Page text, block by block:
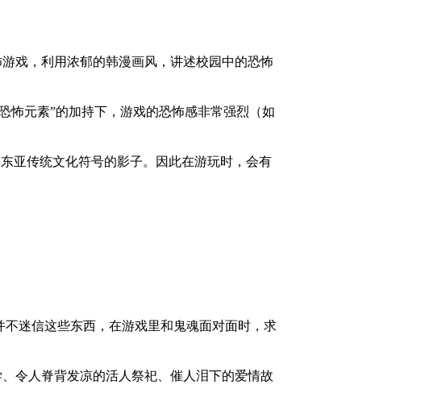
戏，利用浓郁的韩漫画风，讲述校园中的恐怖
怖元素”的加持下，游戏的恐怖感非常强烈（如
亚传统文化符号的影子。因此在游玩时，会有
迷信这些东西，在游戏里和鬼魂面对面时，求
令人脊背发凉的活人祭祀、催人泪下的爱情故